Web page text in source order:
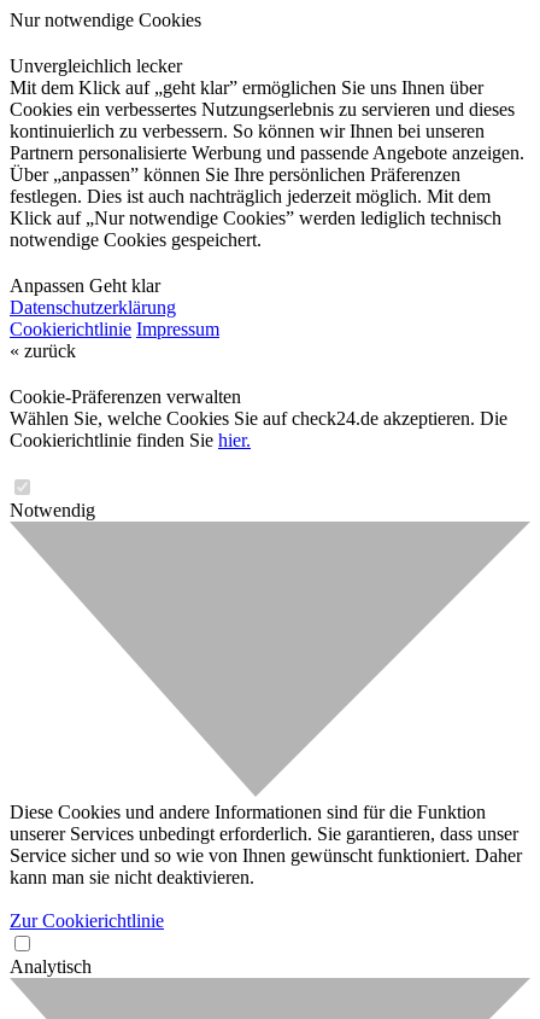
Nur notwendige Cookies
Unvergleichlich lecker
Mit dem Klick auf „geht klar” ermöglichen Sie uns Ihnen über
Cookies ein verbessertes Nutzungserlebnis zu servieren und dieses
kontinuierlich zu verbessern. So können wir Ihnen bei unseren
Partnern personalisierte Werbung und passende Angebote anzeigen.
Über „anpassen” können Sie Ihre persönlichen Präferenzen
festlegen. Dies ist auch nachträglich jederzeit möglich. Mit dem
Klick auf „Nur notwendige Cookies” werden lediglich technisch
notwendige Cookies gespeichert.
Anpassen Geht klar
Datenschutzerklärung
Cookierichtlinie Impressum
« zurück
Cookie-Präferenzen verwalten
Wählen Sie, welche Cookies Sie auf check24.de akzeptieren. Die
Cookierichtlinie finden Sie hier.
Notwendig
Diese Cookies und andere Informationen sind für die Funktion
unserer Services unbedingt erforderlich. Sie garantieren, dass unser
Service sicher und so wie von Ihnen gewünscht funktioniert. Daher
kann man sie nicht deaktivieren.
Zur Cookierichtlinie
Analytisch